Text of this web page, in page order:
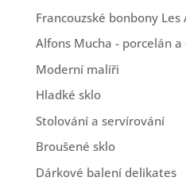
Francouzské bonbony Les
Alfons Mucha - porcelán a
Moderní malíři
Hladké sklo
Stolování a servírování
Broušené sklo
Dárkové balení delikates